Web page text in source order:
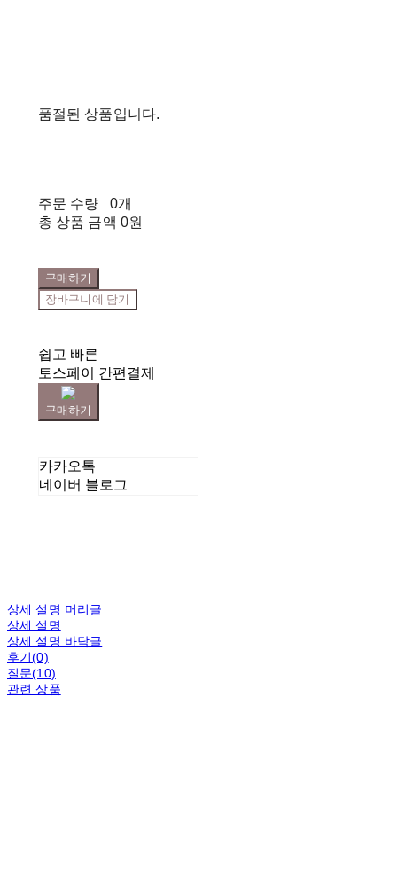
품절된 상품입니다.
주문 수량
0개
총 상품 금액 0원
구매하기
장바구니에 담기
쉽고 빠른
토스페이 간편결제
구매하기
카카오톡
네이버 블로그
상세 설명 머리글
상세 설명
상세 설명 바닥글
후기(0)
질문(10)
관련 상품